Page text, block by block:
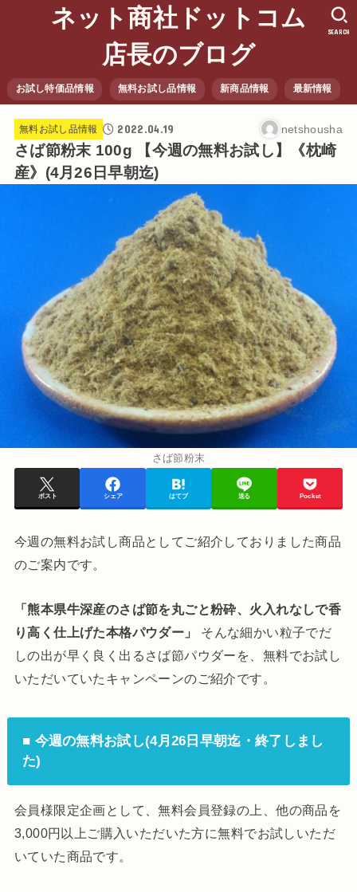
ネット商社ドットコム
店長のブログ
お試し特価品情報 無料お試し品情報 新商品情報 最新情報
SEARCH
無料お試し品情報 2022.04.19 netshousha
さば節粉末 100g 【今週の無料お試し】《枕崎
産》(4月26日早朝迄)
さば節粉末
ポスト シェア はてブ 送る Pocket
今週の無料お試し商品としてご紹介しておりました商品
のご案内です。
「熊本県牛深産のさば節を丸ごと粉砕、火入れなしで香
り高く仕上げた本格パウダー」
そんな細かい粒子でだ
しの出が早く良く出るさば節パウダーを、無料でお試し
いただいていたキャンペーンのご紹介です。
■ 今週の無料お試し(4月26日早朝迄・終了しまし
た)
会員様限定企画として、無料会員登録の上、他の商品を
3,000円以上ご購入いただいた方に無料でお試しいただ
いていた商品です。